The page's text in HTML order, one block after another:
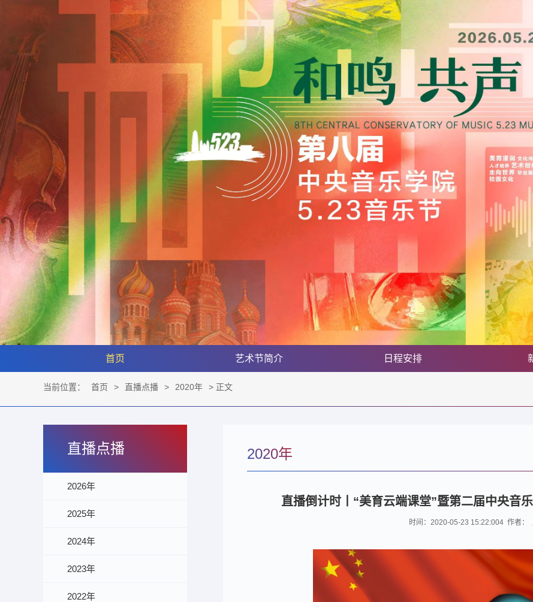
首页 艺术节简介 日程安排
当前位置： 首页 > 直播点播 > 2020年 > 正文
直播点播
2026年
2025年
2024年
2023年
2022年
2020年
直播倒计时丨“美育云端课堂”暨第二届中央音
时间：2020-05-23 15:22:004 作者：